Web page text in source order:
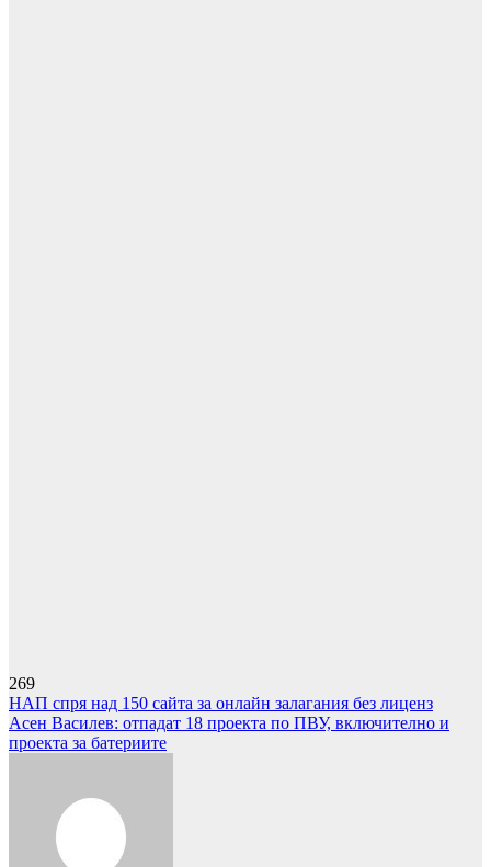
269
Навигация
НАП спря над 150 сайта за онлайн залагания без лиценз
Асен Василев: отпадат 18 проекта по ПВУ, включително и
проекта за батериите